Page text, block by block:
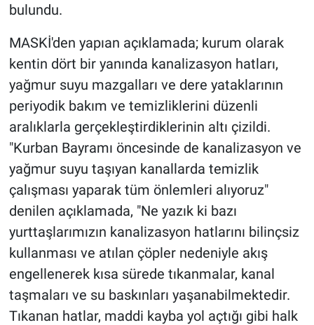
bulundu.
MASKİ'den yapıan açıklamada; kurum olarak
kentin dört bir yanında kanalizasyon hatları,
yağmur suyu mazgalları ve dere yataklarının
periyodik bakım ve temizliklerini düzenli
aralıklarla gerçekleştirdiklerinin altı çizildi.
"Kurban Bayramı öncesinde de kanalizasyon ve
yağmur suyu taşıyan kanallarda temizlik
çalışması yaparak tüm önlemleri alıyoruz"
denilen açıklamada, "Ne yazık ki bazı
yurttaşlarımızın kanalizasyon hatlarını bilinçsiz
kullanması ve atılan çöpler nedeniyle akış
engellenerek kısa sürede tıkanmalar, kanal
taşmaları ve su baskınları yaşanabilmektedir.
Tıkanan hatlar, maddi kayba yol açtığı gibi halk